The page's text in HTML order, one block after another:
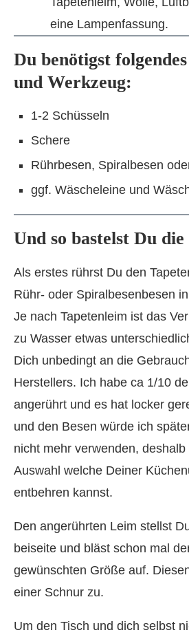
eine Lampenfassung.
Du benötigst
und Werkzeug:
1-2 Schüsseln
Schere
Rührbesen, Spiralbesen
ggf. Wäscheleine und
Und so bastelst Du
Als erstes rührst Du den
Rühr- oder Spiralbesenbesen
Je nach Tapetenleim ist das
zu Wasser etwas
Dich unbedingt an die
Herstellers. Ich habe ca 1/10
angerührt und es hat locker
und den Besen würde ich
nicht mehr verwenden,
Auswahl welche Deiner
entbehren kannst.
Den angerührten Leim stellst
beiseite und bläst schon mal
gewünschten Größe auf.
einer Schnur zu.
Um den Tisch und dich selbst